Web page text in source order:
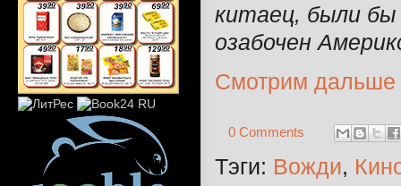
китаец, были
озабочен
Смотрим
0 Comments
Тэги: Вожди,